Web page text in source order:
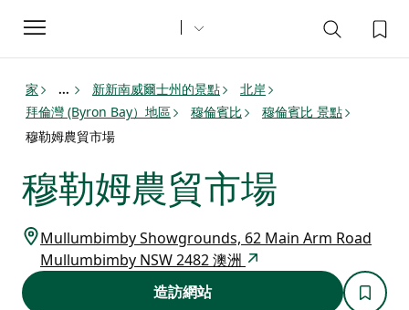
Toggle
navigation
家 ... 新新南威爾士州的景點
北岸
拜倫灣 (Byron Bay）地區
穆倫賓比
穆倫賓比 景點
穆勒姆農貿市場
穆勒姆農貿市場
Mullumbimby Showgrounds, 62 Main Arm Road
Mullumbimby NSW 2482 澳洲
造訪網站